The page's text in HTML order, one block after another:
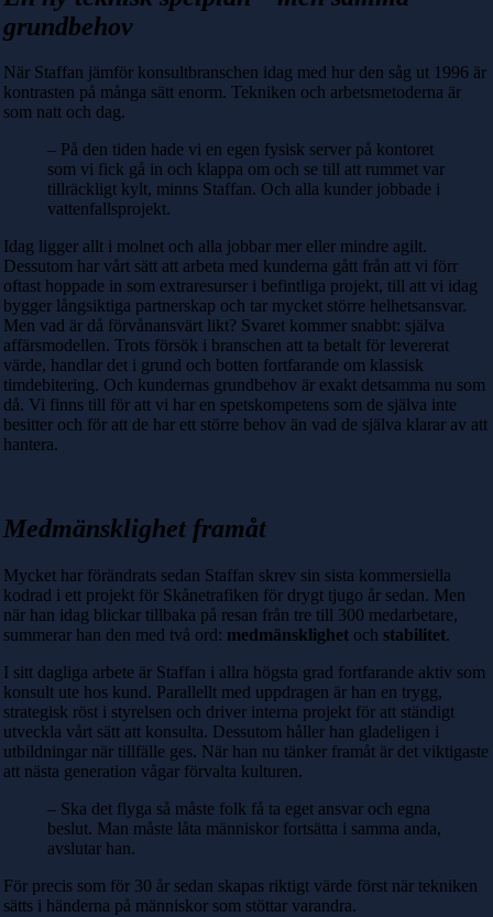
grundbehov
När Staffan jämför konsultbranschen idag med hur den såg ut 1996 är
kontrasten på många sätt enorm. Tekniken och arbetsmetoderna är
som natt och dag.
– På den tiden hade vi en egen fysisk server på kontoret
som vi fick gå in och klappa om och se till att rummet var
tillräckligt kylt, minns Staffan. Och alla kunder jobbade i
vattenfallsprojekt.
Idag ligger allt i molnet och alla jobbar mer eller mindre agilt.
Dessutom har vårt sätt att arbeta med kunderna gått från att vi förr
oftast hoppade in som extraresurser i befintliga projekt, till att vi idag
bygger långsiktiga partnerskap och tar mycket större helhetsansvar.
Men vad är då förvånansvärt likt? Svaret kommer snabbt: själva
affärsmodellen. Trots försök i branschen att ta betalt för levererat
värde, handlar det i grund och botten fortfarande om klassisk
timdebitering. Och kundernas grundbehov är exakt detsamma nu som
då. Vi finns till för att vi har en spetskompetens som de själva inte
besitter och för att de har ett större behov än vad de själva klarar av att
hantera.
Medmänsklighet framåt
Mycket har förändrats sedan Staffan skrev sin sista kommersiella
kodrad i ett projekt för Skånetrafiken för drygt tjugo år sedan. Men
när han idag blickar tillbaka på resan från tre till 300 medarbetare,
summerar han den med två ord: medmänsklighet och stabilitet.
I sitt dagliga arbete är Staffan i allra högsta grad fortfarande aktiv som
konsult ute hos kund. Parallellt med uppdragen är han en trygg,
strategisk röst i styrelsen och driver interna projekt för att ständigt
utveckla vårt sätt att konsulta. Dessutom håller han gladeligen i
utbildningar när tillfälle ges. När han nu tänker framåt är det viktigaste
att nästa generation vågar förvalta kulturen.
– Ska det flyga så måste folk få ta eget ansvar och egna
beslut. Man måste låta människor fortsätta i samma anda,
avslutar han.
För precis som för 30 år sedan skapas riktigt värde först när tekniken
sätts i händerna på människor som stöttar varandra.